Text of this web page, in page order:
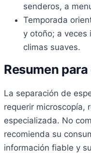
senderos, a
Temporada
y otoño; a veces
climas suaves.
Resumen
La separación de
requerir microscopía,
especializada. No
recomienda su
información fiable y